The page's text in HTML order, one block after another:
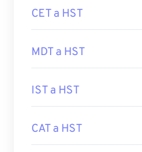
CET a HST
MDT a HST
IST a HST
CAT a HST